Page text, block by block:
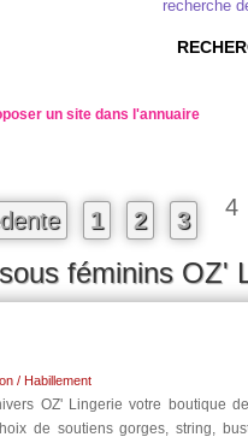
recherche
un site dans l'annuaire
1 2 3 4
féminins OZ'
/ Habillement
OZ' Lingerie votre boutique
de soutiens gorges, string,